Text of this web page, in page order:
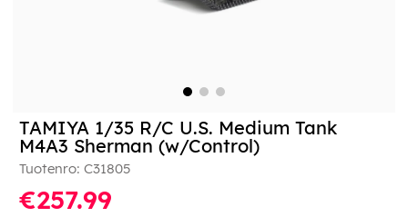
TAMIYA 1/35 R/C U.S. Medium Tank
M4A3 Sherman (w/Control)
Tuotenro: C31805
€257.99